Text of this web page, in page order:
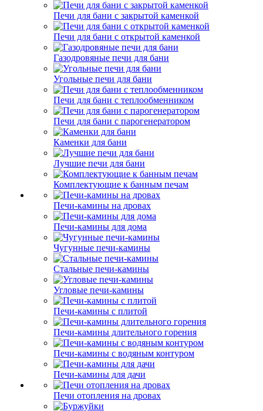
Печи для бани с закрытой каменкой
Печи для бани с открытой каменкой
Газодровяные печи для бани
Угольные печи для бани
Печи для бани с теплообменником
Печи для бани с парогенератором
Каменки для бани
Лучшие печи для бани
Комплектующие к банным печам
Печи-камины на дровах
Печи-камины для дома
Чугунные печи-камины
Стальные печи-камины
Угловые печи-камины
Печи-камины с плитой
Печи-камины длительного горения
Печи-камины с водяным контуром
Печи-камины для дачи
Печи отопления на дровах